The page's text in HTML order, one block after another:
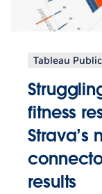
Tableau Public
fitness
Strava’s
results